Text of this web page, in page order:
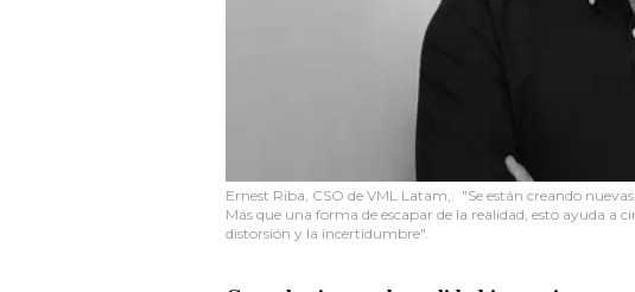
Ernest Riba, CSO de VML Latam,: "Se están creando
Más que una forma de escapar de la realidad, esto ayuda
distorsión y la incertidumbre".